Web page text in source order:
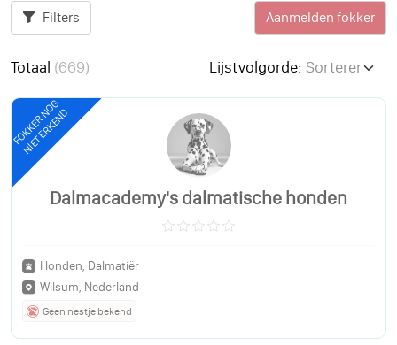
Filters Aanmelden fokker
Totaal (669) Lijstvolgorde:
FOKKER NOG
NIET ERKEND
Dalmacademy's dalmatische honden
Honden, Dalmatiër
Wilsum, Nederland
Geen nestje bekend